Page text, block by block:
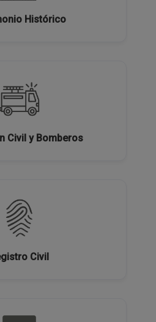
Histórico
Civil y Bomberos
Civil